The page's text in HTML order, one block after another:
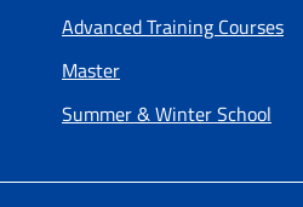
Advanced Training Courses
Master
Summer & Winter School